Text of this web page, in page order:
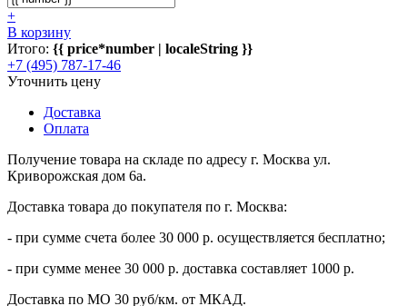
+
В корзину
Итого: {{ price*number | localeString }}
+7 (495) 787-17-46
Уточнить цену
Доставка
Оплата
Получение товара на складе по адресу г. Москва ул.
Криворожская дом 6а.
Доставка товара до покупателя по г. Москва:
- при сумме счета более 30 000 р. осуществляется бесплатно;
- при сумме менее 30 000 р. доставка составляет 1000 р.
Доставка по МО 30 руб/км. от МКАД.